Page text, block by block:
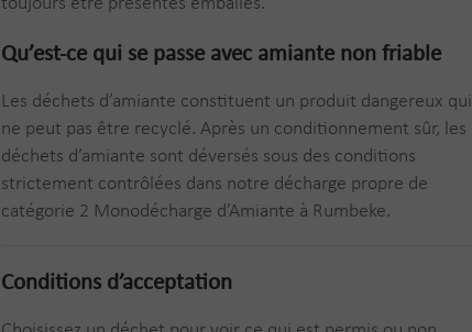
Qu’est-ce qui se passe avec amiante non friable
Les déchets d’amiante constituent un produit dangereux qui
ne peut pas être recyclé. Après un conditionnement sûr, les
déchets d’amiante sont déversés sous des conditions
strictement contrôlées dans notre décharge propre de
catégorie 2 Monodécharge d’Amiante à Rumbeke.
Conditions d’acceptation